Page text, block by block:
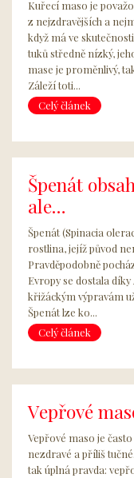
Kuřecí maso je
z nejzdravějších a
když má ve
tuků středně nízký,
mase je proměnlivý,
Záleží toti...
Celý článek
Špenát
ale…
Špenát (Spinacia
rostlina, jejíž původ
Pravděpodobně
Evropy se dostala
křižáckým výpravám
Špenát lze ko...
Celý článek
Vepřové
Vepřové maso je
nezdravé a příliš
tak úplná pravda: